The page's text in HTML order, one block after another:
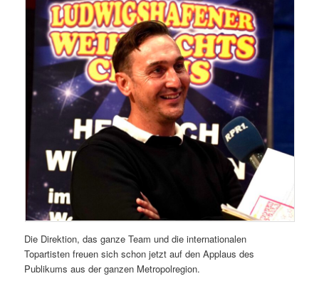
Die Direktion, das ganze Team und die internationalen
Topartisten freuen sich schon jetzt auf den Applaus des
Publikums aus der ganzen Metropolregion.